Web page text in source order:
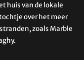
huis van de lokale
over het meer
zoals Marble